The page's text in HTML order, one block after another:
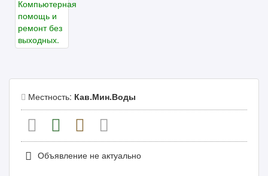
Местность: Кав.Мин.Воды
Объявление не актуально